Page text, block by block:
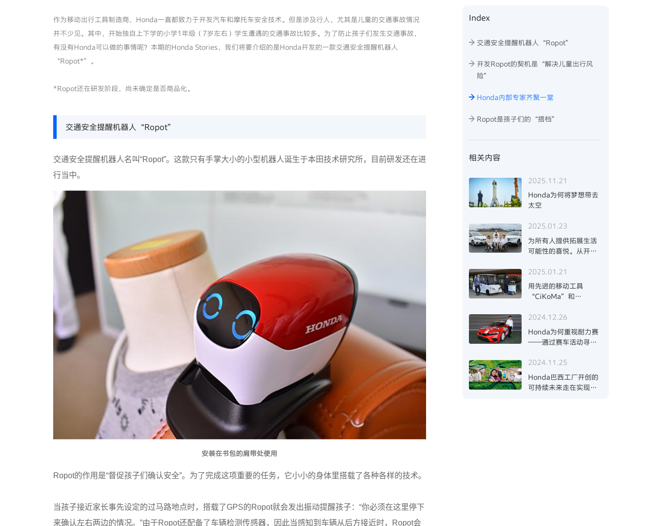
作为移动出行工具制造商，Honda一直都致力于开发汽车和摩托车安全技术。但是涉及行人，尤其是儿童的交通事故情况
并不少见。其中，开始独自上下学的小学1年级（7岁左右）学生遭遇的交通事故比较多。为了防止孩子们发生交通事故，
有没有Honda可以做的事情呢？本期的Honda Stories，我们将要介绍的是Honda开发的一款交通安全提醒机器人
“Ropot*”。
*Ropot还在研发阶段，尚未确定是否商品化。
交通安全提醒机器人“Ropot”
交通安全提醒机器人名叫“Ropot”。这款只有手掌大小的小型机器人诞生于本田技术研究所，目前研发还在进
行当中。
安装在书包的肩带处使用
Ropot的作用是“督促孩子们确认安全”。为了完成这项重要的任务，它小小的身体里搭载了各种各样的技术。
当孩子接近家长事先设定的过马路地点时，搭载了GPS的Ropot就会发出振动提醒孩子：“你必须在这里停下
来确认左右两边的情况。”由于Ropot还配备了车辆检测传感器，因此当感知到车辆从后方接近时，Ropot会
Index
交通安全提醒机器人“Ropot”
开发Ropot的契机是“解决儿童出行风
险”
Honda内部专家齐聚一堂
Ropot是孩子们的“搭档”
相关内容
2025.11.21
Honda为何将梦想带去
太空
2025.01.23
为所有人提供拓展生活
可能性的喜悦。从开发
见汽车的未来
2025.01.21
用先进的移动工具
“CiKoMa”和
出行更有趣！从日本常
总市窥见未来的可能性
2024.12.26
Honda为何重视耐力赛
——通过赛车活动寻找
驶的乐趣”的道路
2024.11.25
Honda巴西工厂开创的
可持续未来走在实现